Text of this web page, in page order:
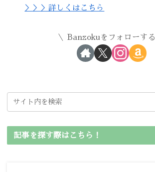
＞＞＞詳しくはこちら
Banzokuをフォローする
記事を探す際はこちら！